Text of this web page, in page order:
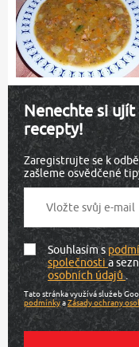
Nenechte si ujít
recepty!
Zaregistrujte se k
zašleme osvědčené
Souhlasím s
společnostia
osobních údajů.
Tato stránka využívá služeb
podmínkyaZásady ochrany